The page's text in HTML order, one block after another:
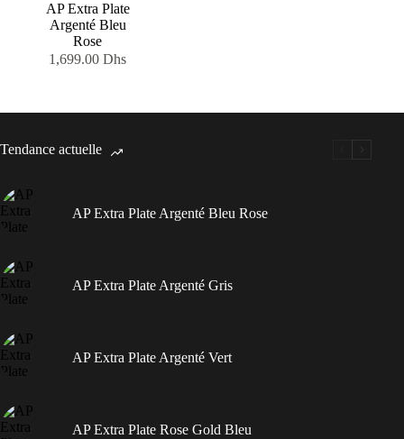
AP Extra Plate
Argenté Bleu
Rose
1,699.00Dhs
Tendance actuelle
AP Extra Plate Argenté Bleu Rose
AP Extra Plate Argenté Gris
AP Extra Plate Argenté Vert
AP Extra Plate Rose Gold Bleu